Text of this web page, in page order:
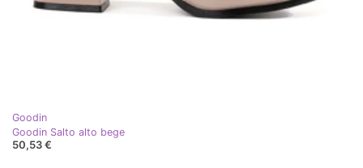
Goodin
Goodin Salto alto bege
50,53 €